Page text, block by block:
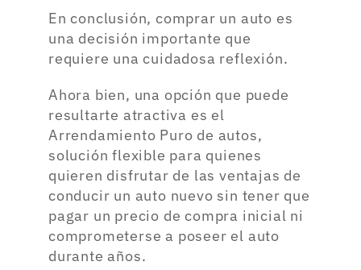
En conclusión, comprar un auto es
una decisión importante que
requiere una cuidadosa reflexión.
Ahora bien, una opción que puede
resultarte atractiva es el
Arrendamiento Puro de autos,
solución flexible para quienes
quieren disfrutar de las ventajas de
conducir un auto nuevo sin tener que
pagar un precio de compra inicial ni
comprometerse a poseer el auto
durante años.